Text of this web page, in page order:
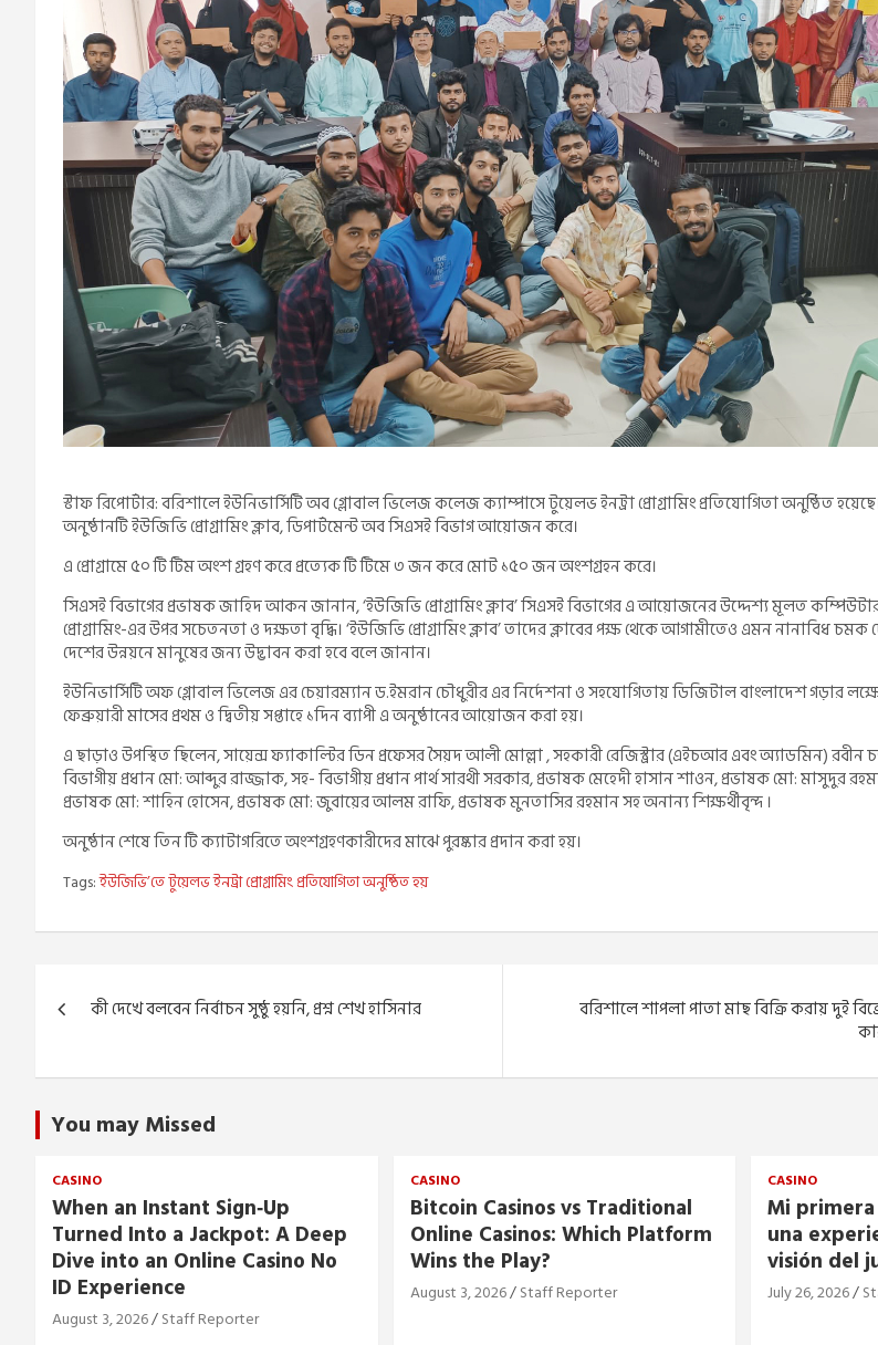
স্টাফ রিপোর্টার: বরিশালে ইউনিভার্সিটি অব গ্লোবাল ভিলেজ কলেজ ক্যাম্পাসে টুয়েলভ ইনট্রা প্রোগ্রামিং প্রতিযোগিতা অনুষ্ঠিত
অনুষ্ঠানটি ইউজিভি প্রোগ্রামিং ক্লাব, ডিপার্টমেন্ট অব সিএসই বিভাগ আয়োজন করে।
এ প্রোগ্রামে ৫০ টি টিম অংশ গ্রহণ করে প্রত্যেক টি টিমে ৩ জন করে মোট ১৫০ জন অংশগ্রহন করে।
সিএসই বিভাগের প্রভাষক জাহিদ আকন জানান, ‘ইউজিভি প্রোগ্রামিং ক্লাব’ সিএসই বিভাগের এ আয়োজনের উদ্দেশ্য মূলত
প্রোগ্রামিং-এর উপর সচেতনতা ও দক্ষতা বৃদ্ধি। ‘ইউজিভি প্রোগ্রামিং ক্লাব’ তাদের ক্লাবের পক্ষ থেকে আগামীতেও এমন নানাবিধ চমক
দেশের উন্নয়নে মানুষের জন্য উদ্ভাবন করা হবে বলে জানান।
ইউনিভার্সিটি অফ গ্লোবাল ভিলেজ এর চেয়ারম্যান ড.ইমরান চৌধুরীর এর নির্দেশনা ও সহযোগিতায় ডিজিটাল বাংলাদেশ গড়ার
ফেব্রুয়ারী মাসের প্রথম ও দ্বিতীয় সপ্তাহে ১দিন ব্যাপী এ অনুষ্ঠানের আয়োজন করা হয়।
এ ছাড়াও উপস্থিত ছিলেন, সায়েন্স ফ্যাকাল্টির ডিন প্রফেসর সৈয়দ আলী মোল্লা , সহকারী রেজিস্ট্রার (এইচআর এবং অ্যাডমিন) রবীন
বিভাগীয় প্রধান মো: আব্দুর রাজ্জাক, সহ- বিভাগীয় প্রধান পার্থ সারথী সরকার, প্রভাষক মেহেদী হাসান শাওন, প্রভাষক মো: মাসুদুর
প্রভাষক মো: শাহিন হোসেন, প্রভাষক মো: জুবায়ের আলম রাফি, প্রভাষক মুনতাসির রহমান সহ অনান্য শিক্ষর্থীবৃন্দ ।
অনুষ্ঠান শেষে তিন টি ক্যাটাগরিতে অংশগ্রহণকারীদের মাঝে পুরষ্কার প্রদান করা হয়।
Tags:ইউজিভি’তে টুয়েলভ ইনট্রা প্রোগ্রামিং প্রতিযোগিতা অনুষ্ঠিত হয়
Post
navigation
কী দেখে বলবেন নির্বাচন সুষ্ঠু হয়নি, প্রশ্ন শেখ হাসিনার
বরিশালে শাপলা পাতা মাছ বিক্রি করায় দুই
You may Missed
CASINO
When an Instant Sign‑Up
Turned Into a Jackpot: A Deep
Dive into an Online Casino No
ID Experience
August 3, 2026 Staff Reporter
CASINO
Bitcoin Casinos vs Traditional
Online Casinos: Which Platform
Wins the Play?
August 3, 2026 Staff Reporter
CASINO
Mi primera
una
visión del
July 26, 2026